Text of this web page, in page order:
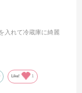
入れて冷蔵庫に綺麗
Like! 1